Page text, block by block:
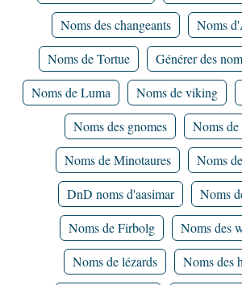
Noms des changeants
Noms
Noms de Tortue
Générer des
Noms de Luma
Noms de viking
Noms des gnomes
Noms
Noms de Minotaures
Noms
DnD noms d'aasimar
Noms
Noms de Firbolg
Noms des
Noms de lézards
Noms des